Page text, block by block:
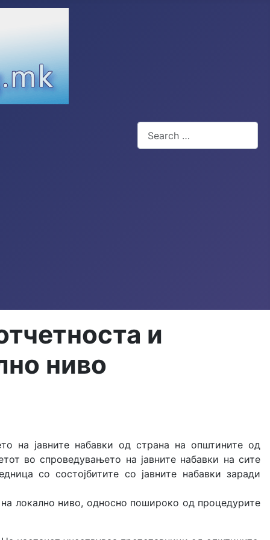
и
ниво
на јавните набавки од страна на општините од
во спроведувањето на јавните набавки на сите
со состојбитите со јавните набавки заради
на локално ниво, односно пошироко од процедурите